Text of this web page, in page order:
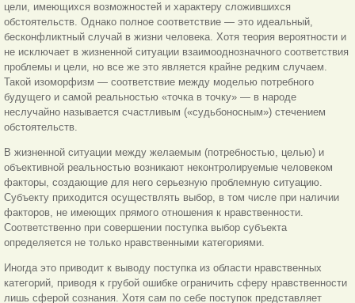
цели, имеющихся возможностей и характеру сложившихся
обстоятельств. Однако полное соответствие — это идеальный,
бесконфликтный случай в жизни человека. Хотя теория вероятности и
не исключает в жизненной ситуации взаимооднозначного соответствия
проблемы и цели, но все же это является крайне редким случаем.
Такой изоморфизм — соответствие между моделью потребного
будущего и самой реальностью «точка в точку» — в народе
неслучайно называется счастливым («судьбоносным») стечением
обстоятельств.
В жизненной ситуации между желаемым (потребностью, целью) и
объективной реальностью возникают неконтролируемые человеком
факторы, создающие для него серьезную проблемную ситуацию.
Субъекту приходится осуществлять выбор, в том числе при наличии
факторов, не имеющих прямого отношения к нравственности.
Соответственно при совершении поступка выбор субъекта
определяется не только нравственными категориями.
Иногда это приводит к выводу поступка из области нравственных
категорий, приводя к грубой ошибке ограничить сферу нравственности
лишь сферой сознания. Хотя сам по себе поступок представляет